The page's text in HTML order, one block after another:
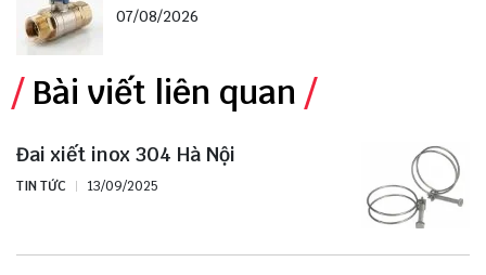
07/08/2026
Bài viết liên quan
Đai xiết inox 304 Hà Nội
TIN TỨC 13/09/2025